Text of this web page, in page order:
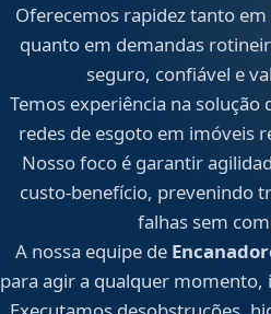
Oferecemos rapidez tanto
quanto em demandas
seguro, confiável e
Temos experiência na solução
redes de esgoto em imóveis
Nosso foco é garantir
custo-benefício, prevenindo
falhas sem
A nossa equipe de
para agir a qualquer momento,